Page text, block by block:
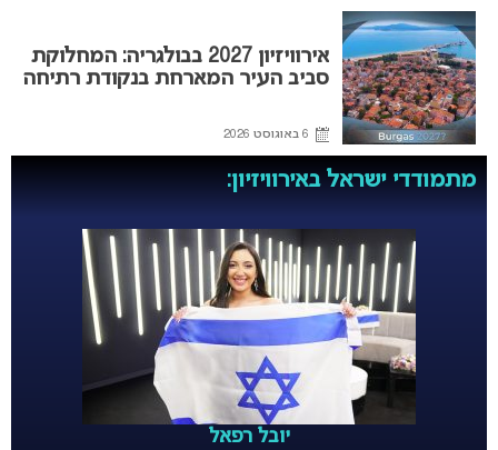
אירוויזיון 2027 בבולגריה: המחלוקת
סביב העיר המארחת בנקודת רתיחה
6 באוגוסט 2026
מתמודדי ישראל באירוויזיון:
יובל רפאל